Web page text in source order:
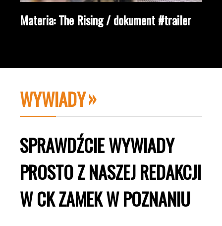
Materia: The Rising / dokument #trailer
WYWIADY
SPRAWDŹCIE WYWIADY
PROSTO Z NASZEJ REDAKCJI
W CK ZAMEK W POZNANIU